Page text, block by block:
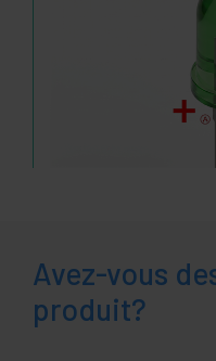
Avez-vous
produit?